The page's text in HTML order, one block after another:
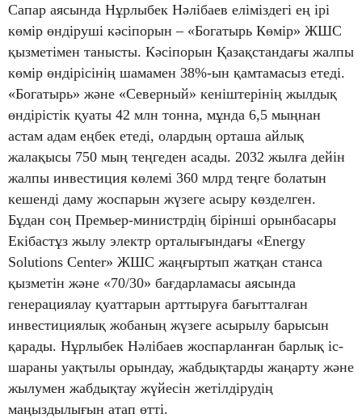
Сапар аясында Нұрлыбек Нәлібаев еліміздегі ең ірі
көмір өндіруші кәсіпорын – «Богатырь Көмір» ЖШС
қызметімен танысты. Кәсіпорын Қазақстандағы жалпы
көмір өндірісінің шамамен 38%-ын қамтамасыз етеді.
«Богатырь» және «Северный» кеніштерінің жылдық
өндірістік қуаты 42 млн тонна, мұнда 6,5 мыңнан
астам адам еңбек етеді, олардың орташа айлық
жалақысы 750 мың теңгеден асады. 2032 жылға дейін
жалпы инвестиция көлемі 360 млрд теңге болатын
кешенді даму жоспарын жүзеге асыру көзделген.
Бұдан соң Премьер-министрдің бірінші орынбасары
Екібастұз жылу электр орталығындағы «Energy
Solutions Center» ЖШС жаңғыртып жатқан станса
қызметін және «70/30» бағдарламасы аясында
генерациялау қуаттарын арттыруға бағытталған
инвестициялық жобаның жүзеге асырылу барысын
қарады. Нұрлыбек Нәлібаев жоспарланған барлық іс-
шараны уақтылы орындау, жабдықтарды жаңарту және
жылумен жабдықтау жүйесін жетілдірудің
маңыздылығын атап өтті.